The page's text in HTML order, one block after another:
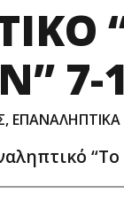
7-
, ΕΠΑΝΑΛΗΠΤΙΚΑ